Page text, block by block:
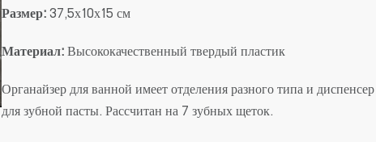
Размер:37,5х10х15 см
Материал: Высококачественный твердый пластик
Органайзер для ванной имеет отделения разного типа и диспенсер
для зубной пасты. Рассчитан на 7 зубных щеток.